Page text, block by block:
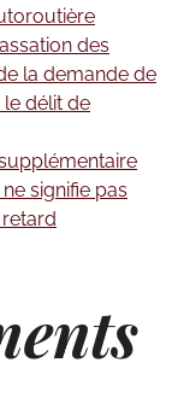
des
la demande de
le délit de
supplémentaire
signifie pas